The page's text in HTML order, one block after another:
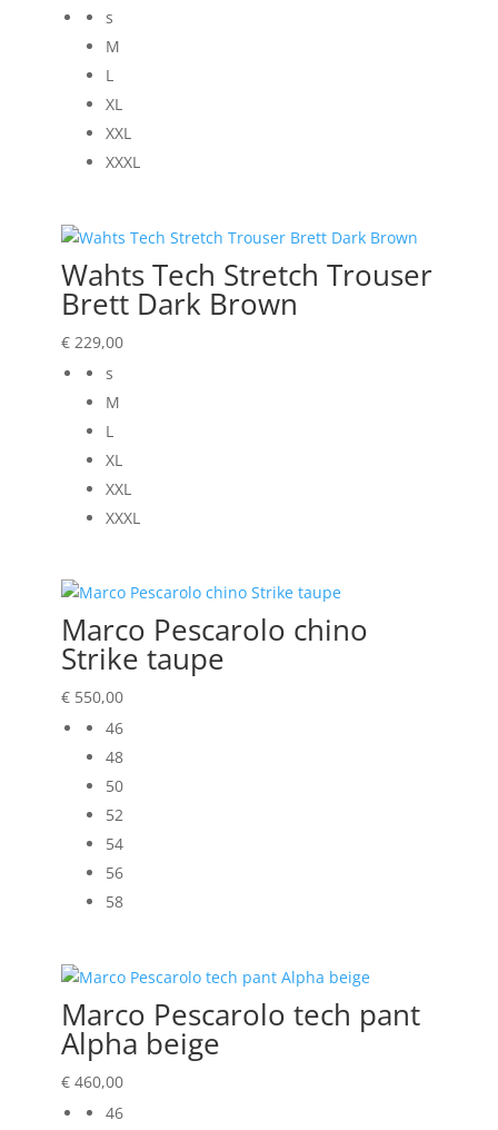
s
M
L
XL
XXL
XXXL
Wahts Tech Stretch Trouser
Brett Dark Brown
€229,00
s
M
L
XL
XXL
XXXL
Marco Pescarolo chino
Strike taupe
€550,00
46
48
50
52
54
56
58
Marco Pescarolo tech pant
Alpha beige
€460,00
46